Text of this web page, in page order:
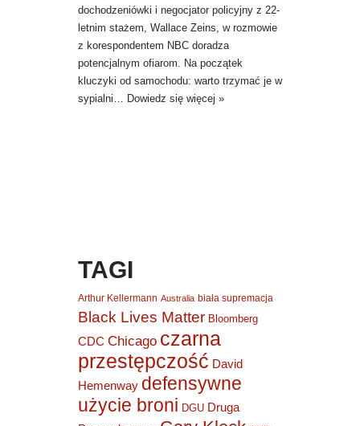
dochodzeniówki i negocjator policyjny z 22-
letnim stażem, Wallace Zeins, w rozmowie
z korespondentem NBC doradza
potencjalnym ofiarom. Na początek
kluczyki od samochodu: warto trzymać je w
sypialni…
Dowiedz się więcej »
TAGI
Arthur Kellermann Australia biała supremacja
Black Lives Matter Bloomberg
CDC Chicago czarna
przestępczość David
Hemenway defensywne
użycie broni DGU Druga